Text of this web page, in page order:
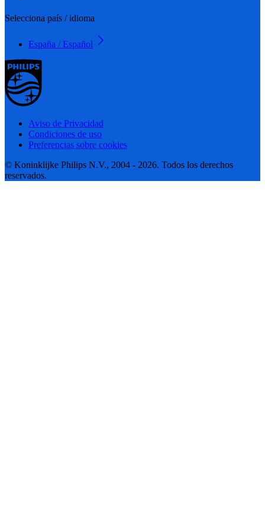
Selecciona país / idioma
España / Español
Aviso de Privacidad
Condiciones de uso
Preferencias sobre cookies
© Koninklijke Philips N.V., 2004 - 2026. Todos los derechos
reservados.